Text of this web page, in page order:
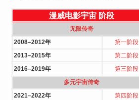
漫威电影宇宙 阶段
无限传奇
2008–2012年
第一阶段
2013–2015年
第二阶段
2016–2019年
第三阶段
多元宇宙传奇
2021–2022年
第四阶段